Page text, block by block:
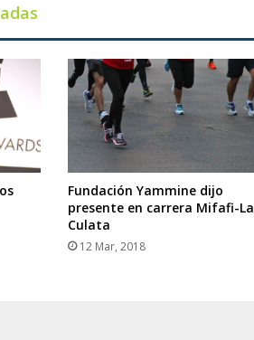
Fundación Yammine dijo
presente en carrera Mifafi-La
Culata
12 Mar, 2018